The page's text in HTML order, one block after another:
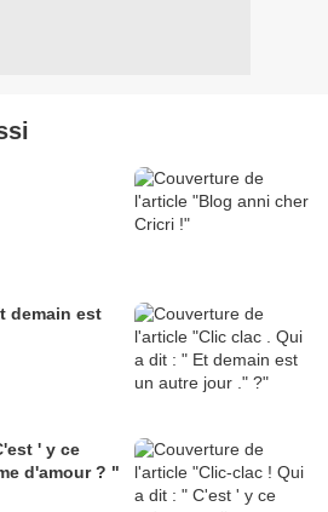
demain est
' y ce
d'amour ? "